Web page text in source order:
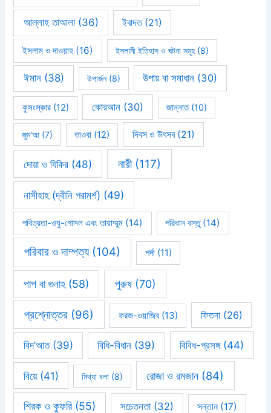
আল্লাহ তাআলা(36) ইবাদত(21)
ইসলাম ও দাওয়াহ (16) ইসলামী ইতিহাস ও ঘটনা সমূহ(8)
ঈমান(38) উপার্জন(8) উপায় বা সমাধান (30)
কুসংস্কার(12) কোরআন (30) জান্নাত(10)
জুম'আ (7) তাওবা (12) দিবস ও উৎসব(21)
দোয়া ও যিকির (48) নারী(117)
নাসীহাহ (দ্বীনি পরামর্শ) (49)
পবিত্রতা-ওযু-গোসল এবং তায়াম্মুম (14) পরিধান বস্তু(14)
পরিবার ও দাম্পত্য(104) পর্দা(11)
পাপ বা গুনাহ(58) পুরুষ(70)
প্রশ্নোত্তর (96) ফরজ-ওয়াজিব(13) ফিতনা(26)
বিদ’আত(39) বিধি-বিধান (39) বিবিধ-প্রসঙ্গ(44)
বিয়ে(41) মিথ্যা বলা(8) রোজা ও রমজান (84)
শিরক ও কুফরি(55) সচেতনতা(32) সন্তান(17)